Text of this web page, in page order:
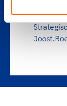
Joost